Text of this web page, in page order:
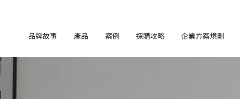
品牌故事 產品 案例 採購攻略 企業方案規劃